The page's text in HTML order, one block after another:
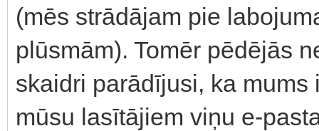
(mēs strādājam pie
plūsmām). Tomēr pēdējās
skaidri parādījusi, ka
mūsu lasītājiem viņu e-